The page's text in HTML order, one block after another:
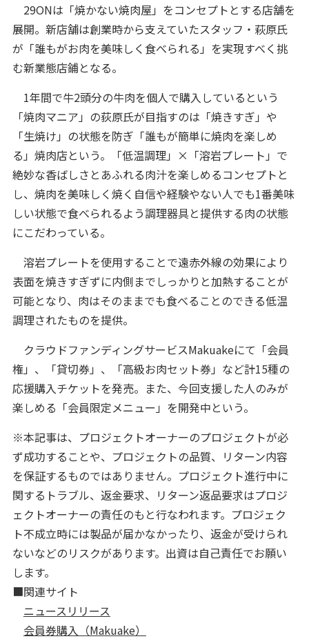
29ONは「焼かない焼肉屋」をコンセプトとする店舗を
展開。新店舗は創業時から支えていたスタッフ・萩原氏
が「誰もがお肉を美味しく食べられる」を実現すべく挑
む新業態店鋪となる。
1年間で牛2頭分の牛肉を個人で購入しているという
「焼肉マニア」の荻原氏が目指すのは「焼きすぎ」や
「生焼け」の状態を防ぎ「誰もが簡単に焼肉を楽しめ
る」焼肉店という。「低温調理」×「溶岩プレート」で
絶妙な香ばしさとあふれる肉汁を楽しめるコンセプトと
し、焼肉を美味しく焼く自信や経験やない人でも1番美味
しい状態で食べられるよう調理器具と提供する肉の状態
にこだわっている。
溶岩プレートを使用することで遠赤外線の効果により
表面を焼きすぎずに内側までしっかりと加熱することが
可能となり、肉はそのままでも食べることのできる低温
調理されたものを提供。
クラウドファンディングサービスMakuakeにて「会員
権」、「貸切券」、「高級お肉セット券」など計15種の
応援購入チケットを発売。また、今回支援した人のみが
楽しめる「会員限定メニュー」を開発中という。
※本記事は、プロジェクトオーナーのプロジェクトが必
ず成功することや、プロジェクトの品質、リターン内容
を保証するものではありません。プロジェクト進行中に
関するトラブル、返金要求、リターン返品要求はプロジ
ェクトオーナーの責任のもと行なわれます。プロジェク
ト不成立時には製品が届かなかったり、返金が受けられ
ないなどのリスクがあります。出資は自己責任でお願い
します。
■関連サイト
ニュースリリース
会員券購入（Makuake）